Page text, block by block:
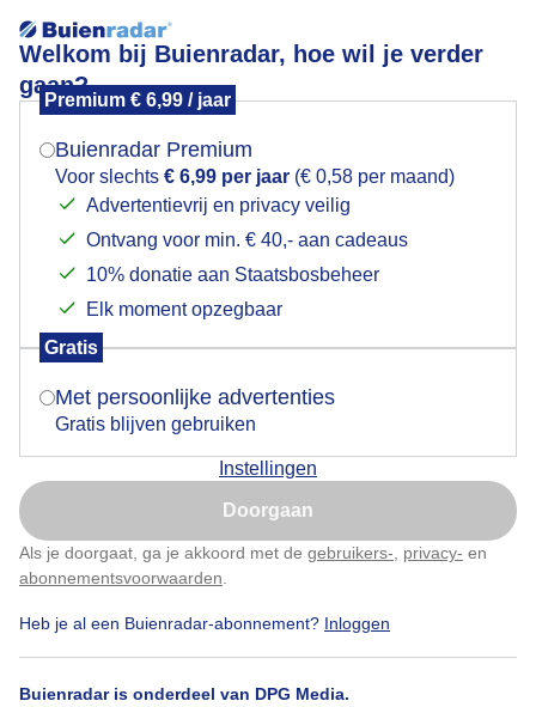
Welkom bij Buienradar, hoe wil je verder
gaan?
Premium € 6,99 / jaar
Buienradar Premium
Voor slechts € 6,99 per jaar (€ 0,58 per maand)
Advertentievrij en privacy veilig
Ontvang voor min. € 40,- aan cadeaus
10% donatie aan Staatsbosbeheer
Elk moment opzegbaar
Gratis
Met persoonlijke advertenties
Gratis blijven gebruiken
Instellingen
Doorgaan
Als je doorgaat, ga je akkoord met de gebruikers- privacy- en
abonnementsvoorwaarden
Heb je al een Buienradar-abonnement? Inloggen
Buienradar is onderdeel van DPG Media.
Duinonderhoud door schapen
Door: Maddy Koster Gemaakt: 03-09-2023, 133x bekeken
Kuddeschapen Duinlandschap Zon
Mogen we je locatie gebruiken voor het
Indien je hier nog geen akkoord op hebt gegeven,
verschijnt er zo een pop-up uit je browser waarin
Is goed, toon de popup
Nu niet, misschien later
Klik hierom dit aan te passen